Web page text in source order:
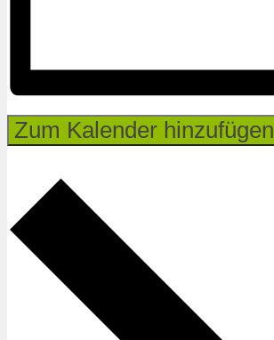
Zum Kalender hinzufügen